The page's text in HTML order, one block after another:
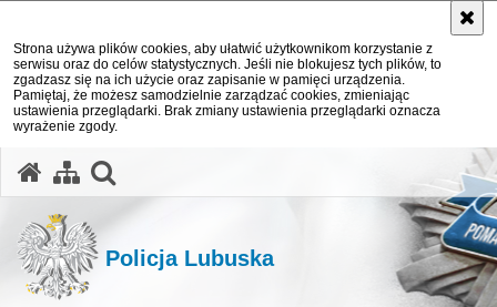
Strona używa plików cookies, aby ułatwić użytkownikom korzystanie z
serwisu oraz do celów statystycznych. Jeśli nie blokujesz tych plików, to
zgadzasz się na ich użycie oraz zapisanie w pamięci urządzenia.
Pamiętaj, że możesz samodzielnie zarządzać cookies, zmieniając
ustawienia przeglądarki. Brak zmiany ustawienia przeglądarki oznacza
wyrażenie zgody.
Policja Lubuska